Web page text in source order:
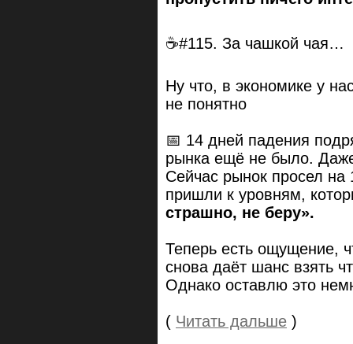
☕#115. За чашкой чая…
Ну что, в экономике у
не понятно
📅 14 дней падения
рынка ещё не было.
Сейчас рынок просел
пришли к уровням,
страшно, не беру».
Теперь есть ощущение,
снова даёт шанс взять
Однако оставлю это
( Читать дальше )